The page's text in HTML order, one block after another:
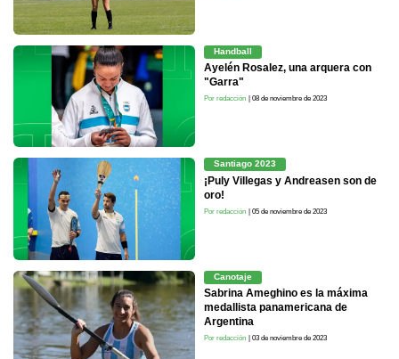
Handball
Ayelén Rosalez, una arquera con
"Garra"
Por redacción | 08 de noviembre de 2023
Santiago 2023
¡Puly Villegas y Andreasen son de
oro!
Por redacción | 05 de noviembre de 2023
Canotaje
Sabrina Ameghino es la máxima
medallista panamericana de
Argentina
Por redacción | 03 de noviembre de 2023